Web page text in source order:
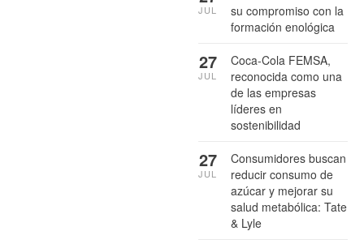
su compromiso con la
formación enológica
JUL
Coca-Cola FEMSA,
reconocida como una
de las empresas
líderes en
sostenibilidad
27
JUL
Consumidores buscan
reducir consumo de
azúcar y mejorar su
salud metabólica: Tate
& Lyle
27
JUL